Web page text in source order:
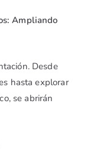
Ampliando
Desde
hasta explorar
se abrirán